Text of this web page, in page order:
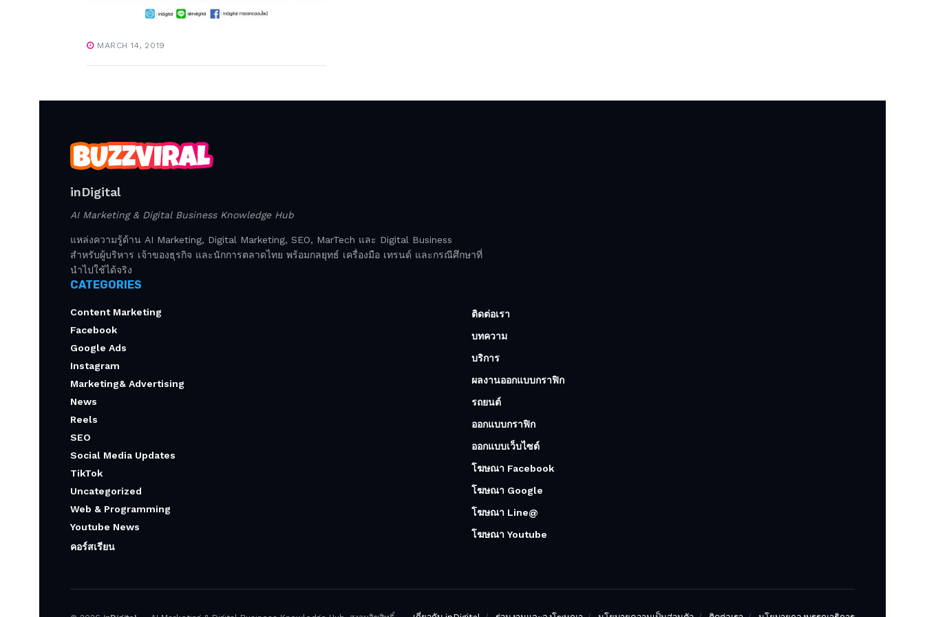
MARCH 14, 2019
inDigital
AI Marketing & Digital Business Knowledge Hub
แหล่งความรู้ด้าน AI Marketing, Digital Marketing, SEO, MarTech และ Digital Business
สำหรับผู้บริหาร เจ้าของธุรกิจ และนักการตลาดไทย พร้อมกลยุทธ์ เครื่องมือ เทรนด์ และกรณีศึกษาที่
นำไปใช้ได้จริง
CATEGORIES
Content Marketing
Facebook
Google Ads
Instagram
Marketing& Advertising
News
Reels
SEO
Social Media Updates
TikTok
Uncategorized
Web & Programming
Youtube News
คอร์สเรียน
ติดต่อเรา
บทความ
บริการ
ผลงานออกแบบกราฟิก
รถยนต์
ออกแบบกราฟิก
ออกแบบเว็บไซต์
โฆษณา Facebook
โฆษณา Google
โฆษณา Line@
โฆษณา Youtube